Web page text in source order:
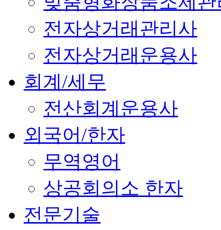
전자상거래관리사
전자상거래운용사
회계/세무
전산회계운용사
외국어/한자
무역영어
상공회의소 한자
전문기술